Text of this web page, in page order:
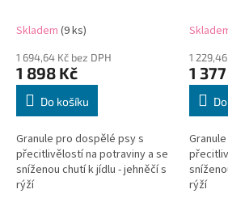
Skladem (9 ks)
1 694,64 Kč bez DPH
1 898 Kč
Do košíku
Granule pro dospělé psy s
přecitlivělostí na potraviny a se
sníženou chutí k jídlu - jehněčí s
rýží
1
1
rýží